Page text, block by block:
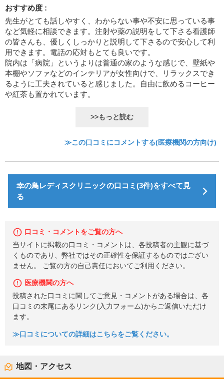
おすすめ度 :
先生がとても話しやすく、わからない事や不安に思っている事
など気軽に相談できます。注射や薬の説明をして下さる看護師
の皆さんも、優しくしっかりと説明して下さるので安心して利
用できます。電話の応対もとても良いです。
院内は「病院」というよりは普通の家のような感じで、壁紙や
本棚やソファなどのインテリアが女性向けで、リラックスでき
るように工夫されていると感じました。自由に飲めるコーヒー
や紅茶も置かれています。
>>もっと読む
≫この口コミにコメントする(医療機関の方向け)
幸の鳥レディスクリニックの口コミ(3件)をすべて見
る
口コミ・コメントをご覧の方へ
当サイトに掲載の口コミ・コメントは、各投稿者の主観に基づ
くものであり、弊社ではその正確性を保証するものではござい
ません。 ご覧の方の自己責任においてご利用ください。
医療機関の方へ
投稿された口コミに関してご意見・コメントがある場合は、各
口コミの末尾にあるリンク(入力フォーム)からご返信いただけ
ます。
≫口コミについての詳細はこちらをご覧ください。
地図・アクセス